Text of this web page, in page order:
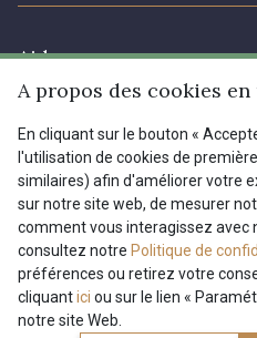
Prix réduits
Aide
Livraison : France,
Retours & réclamations
FAQ - Questions
Modes de paiements
Menu
Tous nos tissus
Magazine
FR
A propos des cookies
En cliquant sur le bouton «
l'utilisation de cookies de
similaires) afin d'améliorer votre
sur notre site web, de mesurer
comment vous interagissez avec
consultez notre Politique de
préférences ou retirez votre
cliquantici ou sur le lien «
notre site Web.